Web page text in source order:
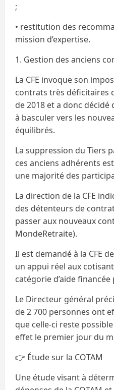
;
• restitution des
mission d’expertise.
1. Gestion des anciens
La CFE invoque son
contrats très déficitaires
de 2018 et a donc
à basculer vers les
équilibrés.
La suppression du Tiers
ces anciens adhérents
une majorité des
La direction de la CFE
des détenteurs de
passer aux nouveaux
MondeRetraite).
Il est demandé à la CFE
un appui réel aux
catégorie d’aide
Le Directeur général
de 2 700 personnes ont
que celle-ci reste
effet le premier jour du
👉 Étude sur la COTAM
Une étude visant à